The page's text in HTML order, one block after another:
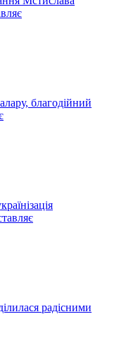
благодійний
радісними